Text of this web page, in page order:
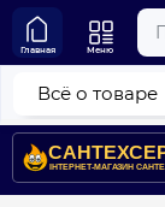
Главная Меню
Всё о товаре